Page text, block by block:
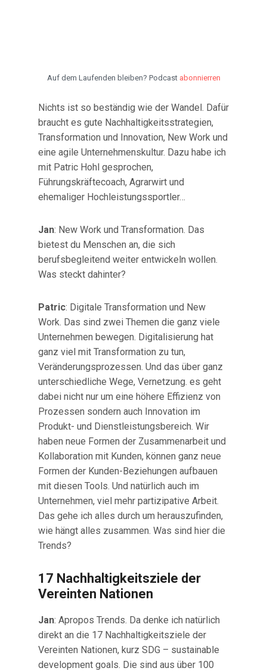
Auf dem Laufenden bleiben? Podcast abonnierren
Nichts ist so beständig wie der Wandel. Dafür
braucht es gute Nachhaltigkeitsstrategien,
Transformation und Innovation, New Work und
eine agile Unternehmenskultur. Dazu habe ich
mit Patric Hohl gesprochen,
Führungskräftecoach, Agrarwirt und
ehemaliger Hochleistungssportler…
Jan: New Work und Transformation. Das
bietest du Menschen an, die sich
berufsbegleitend weiter entwickeln wollen.
Was steckt dahinter?
Patric: Digitale Transformation und New
Work. Das sind zwei Themen die ganz viele
Unternehmen bewegen. Digitalisierung hat
ganz viel mit Transformation zu tun,
Veränderungsprozessen. Und das über ganz
unterschiedliche Wege, Vernetzung. es geht
dabei nicht nur um eine höhere Effizienz von
Prozessen sondern auch Innovation im
Produkt- und Dienstleistungsbereich. Wir
haben neue Formen der Zusammenarbeit und
Kollaboration mit Kunden, können ganz neue
Formen der Kunden-Beziehungen aufbauen
mit diesen Tools. Und natürlich auch im
Unternehmen, viel mehr partizipative Arbeit.
Das gehe ich alles durch um herauszufinden,
wie hängt alles zusammen. Was sind hier die
Trends?
17 Nachhaltigkeitsziele der
Vereinten Nationen
Jan: Apropos Trends. Da denke ich natürlich
direkt an die 17 Nachhaltigkeitsziele der
Vereinten Nationen, kurz SDG – sustainable
development goals. Die sind aus über 100